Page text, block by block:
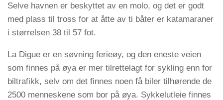
Selve havnen er beskyttet av en molo, og det er godt
med plass til tross for at åtte av ti båter er katamaraner
i størrelsen 38 til 57 fot.
La Digue er en søvning ferieøy, og den eneste veien
som finnes på øya er mer tilrettelagt for sykling enn for
biltrafikk, selv om det finnes noen få biler tilhørende de
2500 menneskene som bor på øya. Sykkelutleie finnes